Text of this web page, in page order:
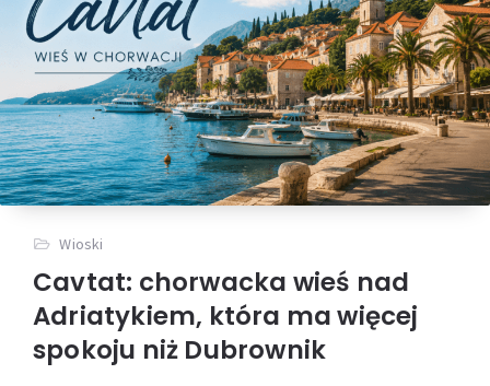
Wioski
Cavtat: chorwacka wieś nad
Adriatykiem, która ma więcej
spokoju niż Dubrownik